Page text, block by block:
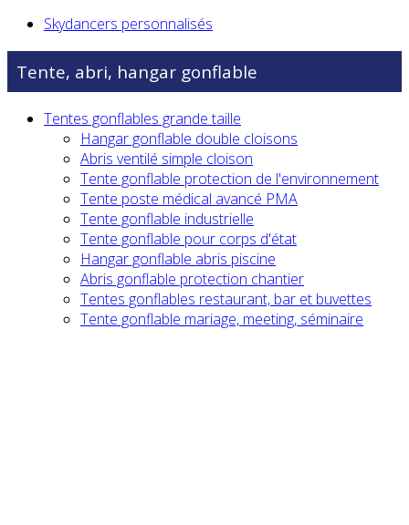
Skydancers personnalisés
Tente, abri, hangar gonflable
Tentes gonflables grande taille
Hangar gonflable double cloisons
Abris ventilé simple cloison
Tente gonflable protection de l'environnement
Tente poste médical avancé PMA
Tente gonflable industrielle
Tente gonflable pour corps d'état
Hangar gonflable abris piscine
Abris gonflable protection chantier
Tentes gonflables restaurant, bar et buvettes
Tente gonflable mariage, meeting, séminaire